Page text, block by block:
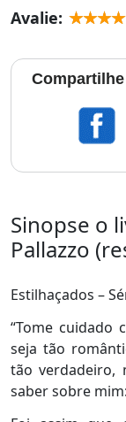
Avalie:
Sinopse o
Pallazzo
Estilhaçados –
“Tome cuidado
seja tão
tão verdadeiro,
saber sobre